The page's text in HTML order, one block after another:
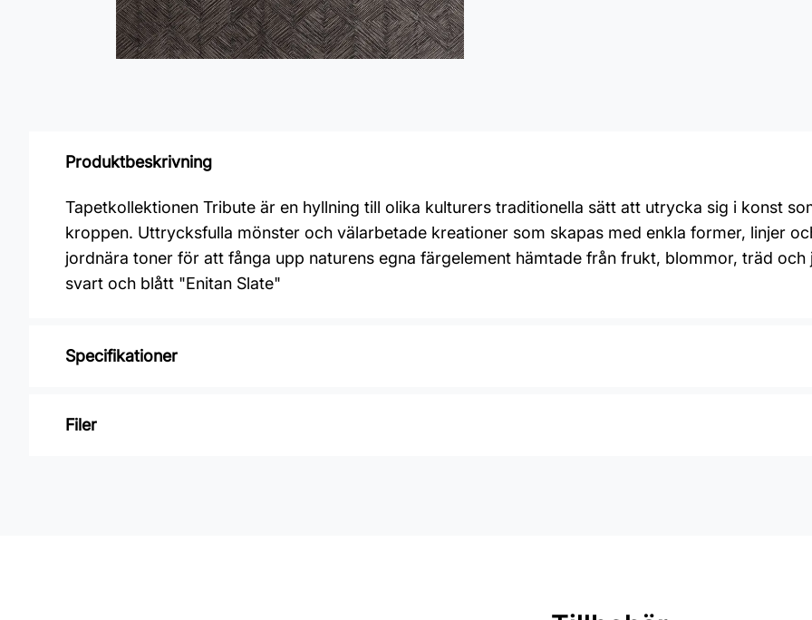
Produktbeskrivning
Tapetkollektionen Tribute är en hyllning till olika kulturers traditionella sätt att utrycka sig i konst
kroppen. Uttrycksfulla mönster och välarbetade kreationer som skapas med enkla former, linjer
jordnära toner för att fånga upp naturens egna färgelement hämtade från frukt, blommor, träd
svart och blått "Enitan Slate"
Specifikationer
Varumärke: Midbec Tapeter
Filer